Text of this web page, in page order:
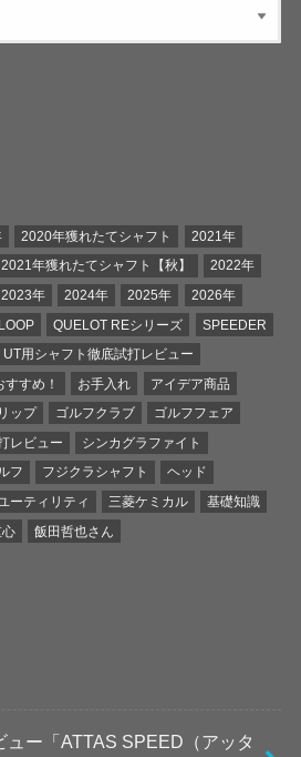
2020年獲れたてシャフト
2021年
2021年獲れたてシャフト【秋】
2022年
2023年 2024年 2025年
2026年
LOOP QUELOT REシリーズ
SPEEDER
UT用シャフト徹底試打レビュー
すすめ！ お手入れ
アイデア商品
ップ ゴルフクラブ
ゴルフフェア
レビュー
シンカグラファイト
フ フジクラシャフト
ヘッド
ーティリティ 三菱ケミカル
基礎知識
心 飯田哲也さん
ュー「ATTAS SPEED（アッタ